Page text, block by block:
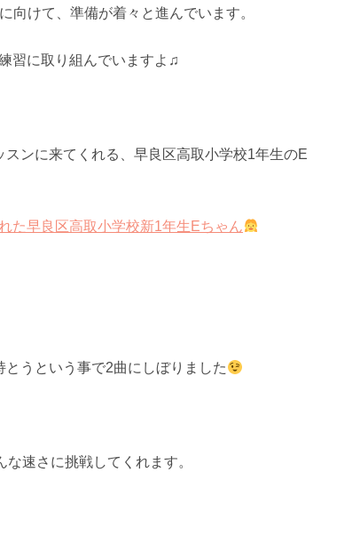
向けて、準備が着々と進んでいます。
習に取り組んでいますよ♫
ンに来てくれる、早良区高取小学校1年生のE
た早良区高取小学校新1年生Eちゃん
うという事で2曲にしぼりました
速さに挑戦してくれます。